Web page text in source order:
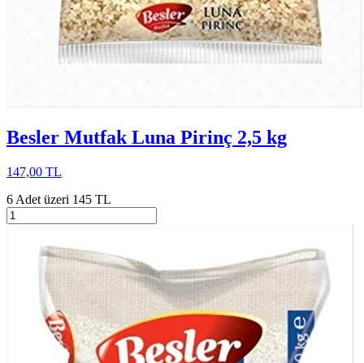
Besler Mutfak Luna Pirinç 2,5 kg
147,00 TL
6 Adet üzeri 145 TL